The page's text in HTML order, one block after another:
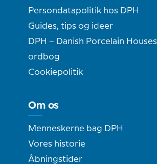
Persondatapolitik hos DPH
Guides, tips og ideer
DPH – Danish Porcelain Houses
ordbog
Cookiepolitik
Om os
Menneskerne bag DPH
Vores historie
Åbningstider